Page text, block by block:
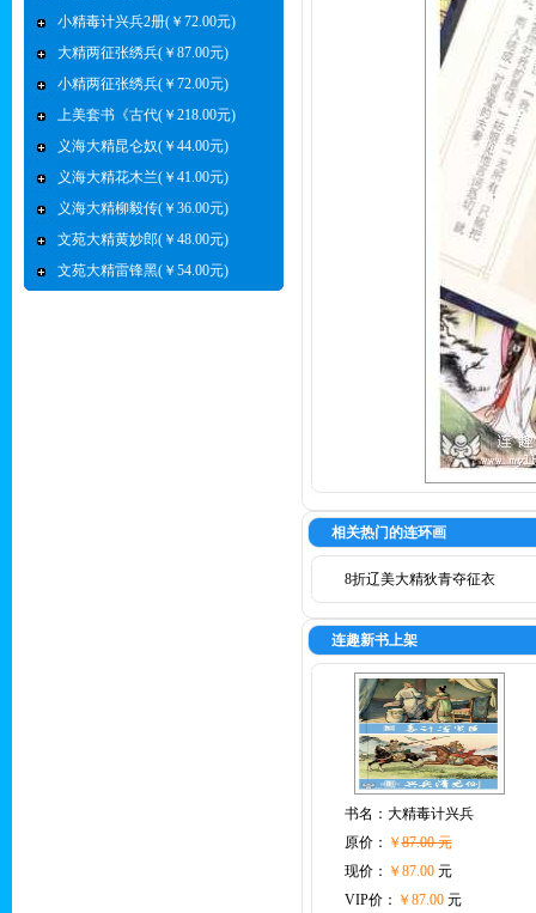
小精毒计兴兵2册(￥72.00元)
大精两征张绣兵(￥87.00元)
小精两征张绣兵(￥72.00元)
上美套书《古代(￥218.00元)
义海大精昆仑奴(￥44.00元)
义海大精花木兰(￥41.00元)
义海大精柳毅传(￥36.00元)
文苑大精黄妙郎(￥48.00元)
文苑大精雷锋黑(￥54.00元)
相关热门的连环画
8折辽美大精狄青夺征衣
连趣新书上架
书名： 大精毒计兴兵
原价： ￥87.00 元
现价： ￥87.00元
VIP价： ￥87.00元